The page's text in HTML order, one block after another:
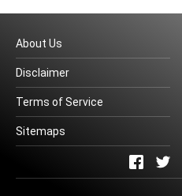
About Us
Disclaimer
Terms of Service
Sitemaps